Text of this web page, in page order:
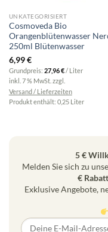
UNKATEGORISIERT
Cosmoveda Bio
Orangenblütenwasser
250ml Blütenwasser
6,99€
Grundpreis: 27,96€/ Liter
inkl. 7 % MwSt. zzgl.
Versand / Lieferzeiten
Produkt enthält: 0,25 Liter
5 €
Melden Sie sich zu
€
Exklusive Angebote,